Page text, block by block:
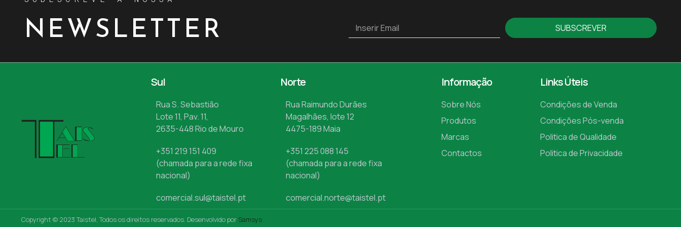
NEWSLETTER SUBSCREVER
Sul
Rua S. Sebastião
Lote 11, Pav. 11,
2635-448 Rio de Mouro
+351 219 151 409
(chamada para a rede fixa
nacional)
comercial.sul@taistel.pt
Norte
Rua Raimundo Durães
Magalhães, lote 12
4475-189 Maia
+351 225 088 145
(chamada para a rede fixa
nacional)
comercial.norte@taistel.pt
Informação
Sobre Nós
Produtos
Marcas
Contactos
Links Úteis
Condições de Venda
Condições Pós-venda
Politica de Qualidade
Politica de Privacidade
Copyright © 2023 Taistel, Todos os direitos reservados. Desenvolvido por Samsys